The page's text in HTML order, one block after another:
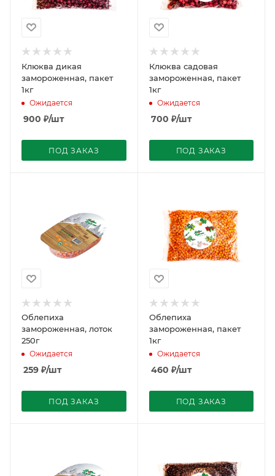
Клюква дикая
замороженная, пакет
1кг
Ожидается
900 ₽/шт
ПОД ЗАКАЗ
Клюква садовая
замороженная, пакет
1кг
Ожидается
700 ₽/шт
ПОД ЗАКАЗ
Облепиха
замороженная, лоток
250г
Ожидается
259 ₽/шт
ПОД ЗАКАЗ
Облепиха
замороженная, пакет
1кг
Ожидается
460 ₽/шт
ПОД ЗАКАЗ